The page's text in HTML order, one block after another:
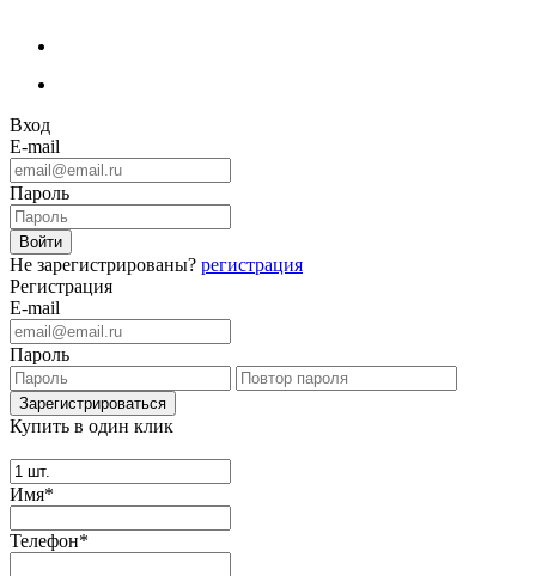
Вход
E-mail
Пароль
Не зарегистрированы? регистрация
Регистрация
E-mail
Пароль
Купить в один клик
Имя*
Телефон*